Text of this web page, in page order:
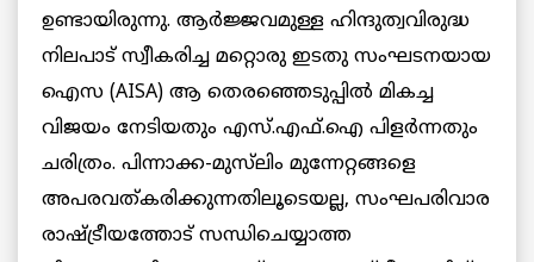
ഉണ്ടായിരുന്നു. ആര്‍ജ്ജവമുള്ള ഹിന്ദുത്വവിരുദ്ധ
നിലപാട്‌ സ്വീകരിച്ച മറ്റൊരു ഇടതു സംഘടനയായ
ഐസ (AISA) ആ തെരഞ്ഞെടുപ്പില്‍ മികച്ച
വിജയം നേടിയതും എസ്.എഫ്.ഐ പിളര്‍ന്നതും
ചരിത്രം. പിന്നാക്ക-മുസ്‌ലിം മുന്നേറ്റങ്ങളെ
അപരവത്കരിക്കുന്നതിലൂടെയല്ല, സംഘപരിവാര
രാഷ്ട്രീയത്തോട് സന്ധിചെയ്യാത്ത